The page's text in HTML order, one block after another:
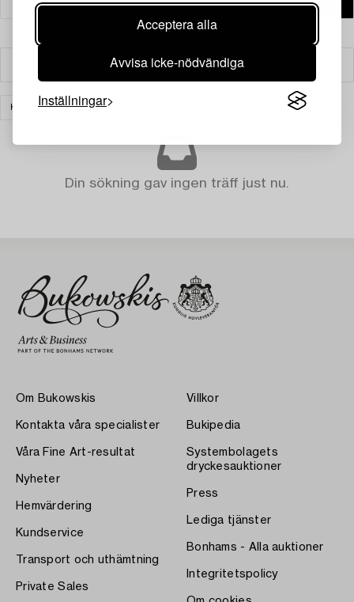
Acceptera alla
Avvisa icke-nödvändiga
Inställningar
Filter
KERAMIK RENSA ALLA
Din sökning gav ingen träff just nu.
Om Bukowskis
Kontakta våra specialister
Våra Fine Art-resultat
Nyheter
Hemvärdering
Kundservice
Transport och uthämtning
Private Sales
Villkor
Bukipedia
Systembolagets
dryckesauktioner
Press
Lediga tjänster
Bonhams - Alla auktioner
Integritetspolicy